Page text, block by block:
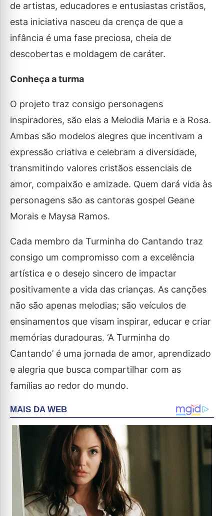
de artistas, educadores e entusiastas cristãos,
esta iniciativa nasceu da crença de que a
infância é uma fase preciosa, cheia de
descobertas e moldagem de caráter.
Conheça a turma
O projeto traz consigo personagens
inspiradores, são elas a Melodia Maria e a Rosa.
Ambas são modelos alegres que incentivam a
expressão criativa e celebram a diversidade,
transmitindo valores cristãos essenciais de
amor, compaixão e amizade. Quem dará vida às
personagens são as cantoras gospel Geane
Morais e Maysa Ramos.
Cada membro da Turminha do Cantando traz
consigo um compromisso com a excelência
artística e o desejo sincero de impactar
positivamente a vida das crianças. As canções
não são apenas melodias; são veículos de
ensinamentos que visam inspirar, educar e criar
memórias duradouras. ‘A Turminha do
Cantando’ é uma jornada de amor, aprendizado
e alegria que busca compartilhar com as
famílias ao redor do mundo.